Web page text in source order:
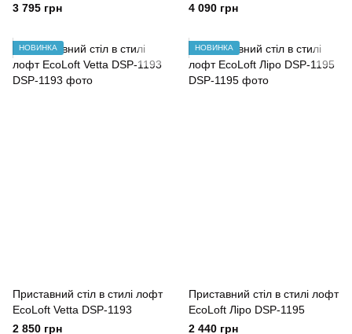
3 795 грн
4 090 грн
НОВИНКА
Приставний стіл в стилі лофт
EcoLoft Vetta DSP-1193
2 850 грн
НОВИНКА
Приставний стіл в стилі лофт
EcoLoft Ліро DSP-1195
2 440 грн